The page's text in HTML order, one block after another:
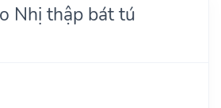
Nhị thập bát tú